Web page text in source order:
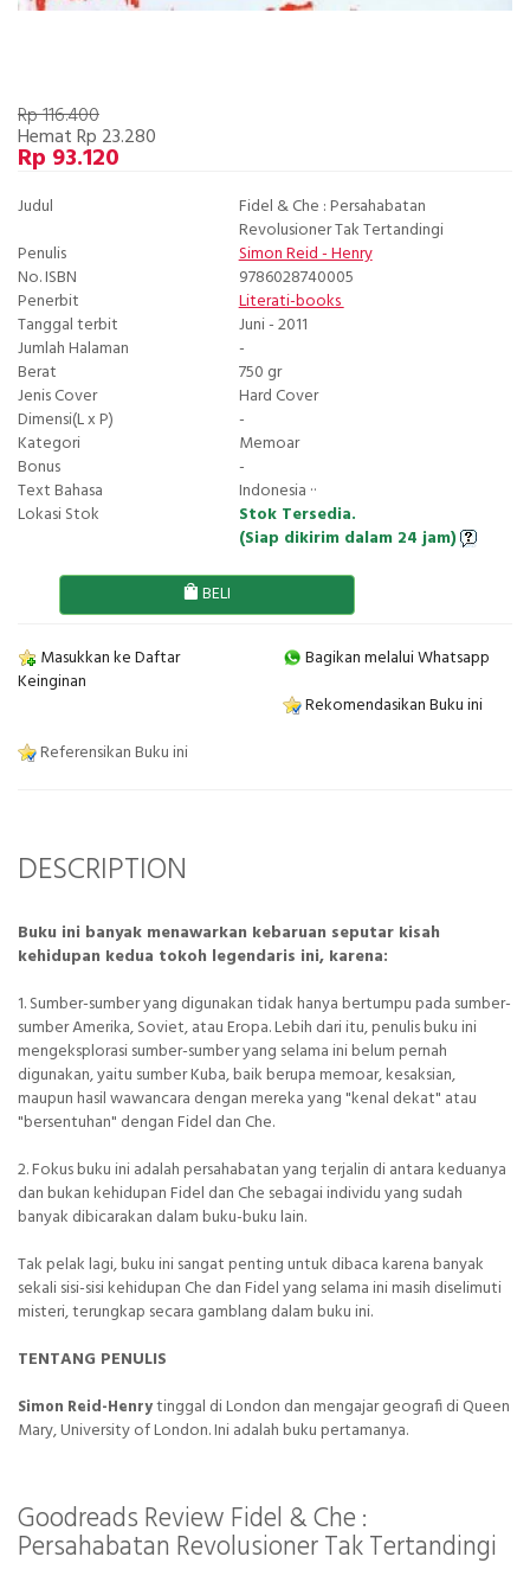
Rp 116.400
Hemat Rp 23.280
Rp 93.120
Judul
Fidel & Che : Persahabatan
Revolusioner Tak Tertandingi
Penulis
Simon Reid - Henry
No. ISBN
9786028740005
Penerbit
Literati-books
Tanggal terbit
Juni - 2011
Jumlah Halaman
-
Berat
750 gr
Jenis Cover
Hard Cover
Dimensi(L x P)
-
Kategori
Memoar
Bonus
-
Text Bahasa
Indonesia ··
Lokasi Stok
Stok Tersedia.
(Siap dikirim dalam 24 jam)
BELI
Masukkan ke Daftar
Keinginan
Bagikan melalui Whatsapp
Rekomendasikan Buku ini
Referensikan Buku ini
DESCRIPTION
Buku ini banyak menawarkan kebaruan seputar kisah
kehidupan kedua tokoh legendaris ini, karena:
1. Sumber-sumber yang digunakan tidak hanya bertumpu pada sumber-
sumber Amerika, Soviet, atau Eropa. Lebih dari itu, penulis buku ini
mengeksplorasi sumber-sumber yang selama ini belum pernah
digunakan, yaitu sumber Kuba, baik berupa memoar, kesaksian,
maupun hasil wawancara dengan mereka yang "kenal dekat" atau
"bersentuhan" dengan Fidel dan Che.
2. Fokus buku ini adalah persahabatan yang terjalin di antara keduanya
dan bukan kehidupan Fidel dan Che sebagai individu yang sudah
banyak dibicarakan dalam buku-buku lain.
Tak pelak lagi, buku ini sangat penting untuk dibaca karena banyak
sekali sisi-sisi kehidupan Che dan Fidel yang selama ini masih diselimuti
misteri, terungkap secara gamblang dalam buku ini.
TENTANG PENULIS
Simon Reid-Henrytinggal di London dan mengajar geografi di Queen
Mary, University of London. Ini adalah buku pertamanya.
Goodreads Review Fidel & Che :
Persahabatan Revolusioner Tak Tertandingi